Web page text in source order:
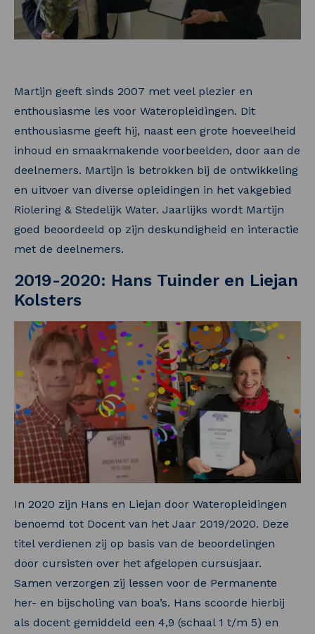
Martijn geeft sinds 2007 met veel plezier en
enthousiasme les voor Wateropleidingen. Dit
enthousiasme geeft hij, naast een grote hoeveelheid
inhoud en smaakmakende voorbeelden, door aan de
deelnemers. Martijn is betrokken bij de ontwikkeling
en uitvoer van diverse opleidingen in het vakgebied
Riolering & Stedelijk Water. Jaarlijks wordt Martijn
goed beoordeeld op zijn deskundigheid en interactie
met de deelnemers.
2019-2020: Hans Tuinder en Liejan
Kolsters
In 2020 zijn Hans en Liejan door Wateropleidingen
benoemd tot Docent van het Jaar 2019/2020. Deze
titel verdienen zij op basis van de beoordelingen
door cursisten over het afgelopen cursusjaar.
Samen verzorgen zij lessen voor de Permanente
her- en bijscholing van boa’s. Hans scoorde hierbij
als docent gemiddeld een 4,9 (schaal 1 t/m 5) en